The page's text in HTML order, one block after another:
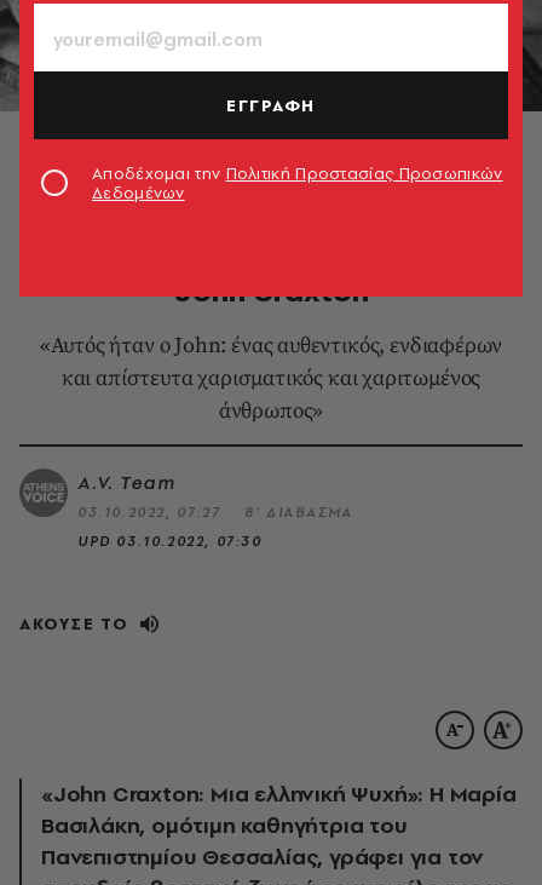
John Craxton © Estate of John Craxton. All rights
John Craxton
«Αυτός ήταν ο John: ένας αυθεντικός, ενδιαφέρων
και απίστευτα χαρισματικός και χαριτωμένος
άνθρωπος»
A.V. Team
03.10.2022, 07:27
8’ ΔΙΑΒΑΣΜΑ
UPD 03.10.2022, 07:30
ΑΚΟΥΣΕ ΤΟ
«John Craxton: Μια ελληνική Ψυχή»: Η Μαρία
Βασιλάκη, ομότιμη καθηγήτρια του
Πανεπιστημίου Θεσσαλίας, γράφει για τον
ΕΓΓΡΑΦΗ
Αποδέχομαι την Πολιτική Προστασίας Προσωπικών
Δεδομένων